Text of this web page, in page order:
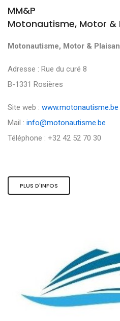
MM&P
Motonautisme, Motor &
Motonautisme, Motor &
Adresse : Rue du curé 8
B-1331 Rosières
Site web : www.motonautisme.be
Mail : info@motonautisme.be
Téléphone : +32 42 52 70 30
PLUS D'INFOS